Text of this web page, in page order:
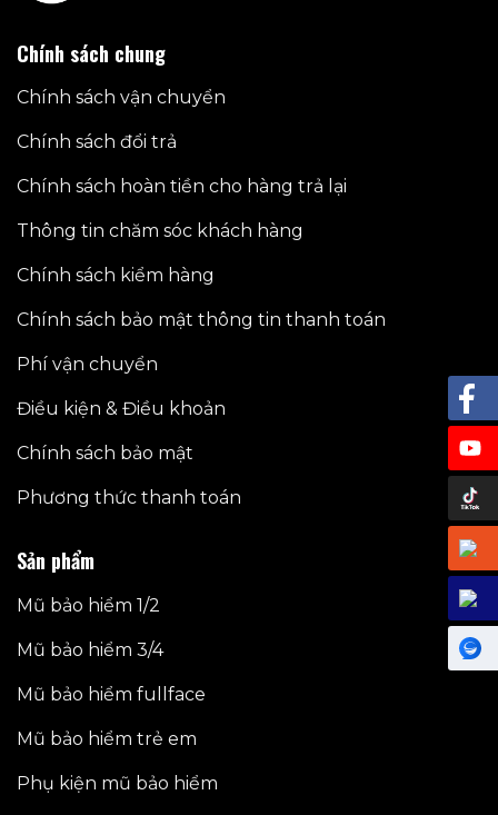
Chính sách chung
Chính sách vận chuyển
Chính sách đổi trả
Chính sách hoàn tiền cho hàng trả lại
Thông tin chăm sóc khách hàng
Chính sách kiểm hàng
Chính sách bảo mật thông tin thanh toán
Phí vận chuyển
Điều kiện & Điều khoản
Chính sách bảo mật
Phương thức thanh toán
Sản phẩm
Mũ bảo hiểm 1/2
Mũ bảo hiểm 3/4
Mũ bảo hiểm fullface
Mũ bảo hiểm trẻ em
Phụ kiện mũ bảo hiểm